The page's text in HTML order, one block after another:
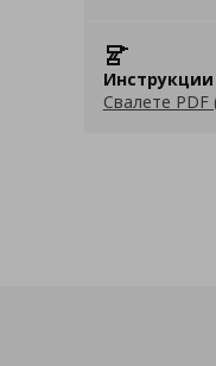
Инструкции
Свалете PDF